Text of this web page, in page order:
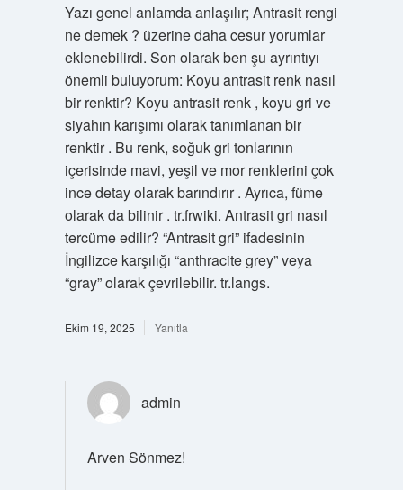
Yazı genel anlamda anlaşılır; Antrasit rengi
ne demek ? üzerine daha cesur yorumlar
eklenebilirdi. Son olarak ben şu ayrıntıyı
önemli buluyorum: Koyu antrasit renk nasıl
bir renktir? Koyu antrasit renk , koyu gri ve
siyahın karışımı olarak tanımlanan bir
renktir . Bu renk, soğuk gri tonlarının
içerisinde mavi, yeşil ve mor renklerini çok
ince detay olarak barındırır . Ayrıca, füme
olarak da bilinir . tr.frwiki. Antrasit gri nasıl
tercüme edilir? “Antrasit gri” ifadesinin
İngilizce karşılığı “anthracite grey” veya
“gray” olarak çevrilebilir. tr.langs.
Ekim 19, 2025 Yanıtla
admin
Arven Sönmez!